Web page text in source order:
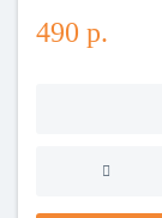
490 р.